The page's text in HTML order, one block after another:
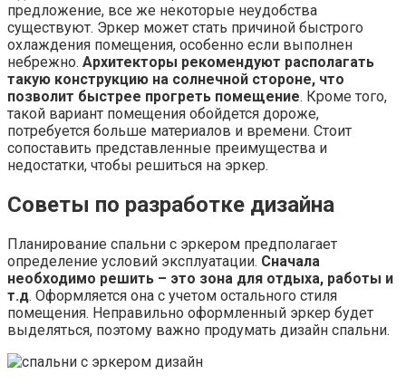
предложение, все же некоторые неудобства
существуют. Эркер может стать причиной быстрого
охлаждения помещения, особенно если выполнен
небрежно. Архитекторы рекомендуют располагать
такую конструкцию на солнечной стороне, что
позволит быстрее прогреть помещение. Кроме того,
такой вариант помещения обойдется дороже,
потребуется больше материалов и времени. Стоит
сопоставить представленные преимущества и
недостатки, чтобы решиться на эркер.
Советы по разработке дизайна
Планирование спальни с эркером предполагает
определение условий эксплуатации. Сначала
необходимо решить – это зона для отдыха, работы и
т.д. Оформляется она с учетом остального стиля
помещения. Неправильно оформленный эркер будет
выделяться, поэтому важно продумать дизайн спальни.